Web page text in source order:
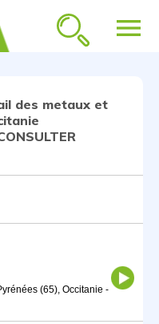
menu
des metaux et
(65), Occitanie -